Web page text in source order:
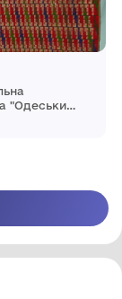
"Одеський